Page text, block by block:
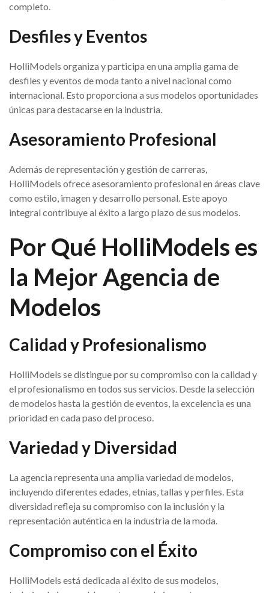
completo.
Desfiles y Eventos
HolliModels organiza y participa en una amplia gama de
desfiles y eventos de moda tanto a nivel nacional como
internacional. Esto proporciona a sus modelos oportunidades
únicas para destacarse en la industria.
Asesoramiento Profesional
Además de representación y gestión de carreras,
HolliModels ofrece asesoramiento profesional en áreas clave
como estilo, imagen y desarrollo personal. Este apoyo
integral contribuye al éxito a largo plazo de sus modelos.
Por Qué HolliModels es
la Mejor Agencia de
Modelos
Calidad y Profesionalismo
HolliModels se distingue por su compromiso con la calidad y
el profesionalismo en todos sus servicios. Desde la selección
de modelos hasta la gestión de eventos, la excelencia es una
prioridad en cada paso del proceso.
Variedad y Diversidad
La agencia representa una amplia variedad de modelos,
incluyendo diferentes edades, etnias, tallas y perfiles. Esta
diversidad refleja su compromiso con la inclusión y la
representación auténtica en la industria de la moda.
Compromiso con el Éxito
HolliModels está dedicada al éxito de sus modelos,